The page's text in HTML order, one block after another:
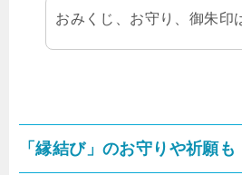
おみくじ、お守り、御朱印
「縁結び」のお守りや祈願も